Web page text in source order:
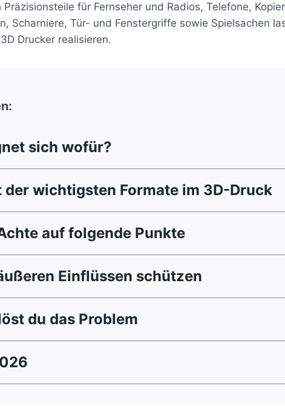
für Fernseher und Radios, Telefone,
Scharniere, Tür- und Fenstergriffe sowie Spielsachen
Drucker realisieren.
sich wofür?
wichtigsten Formate im 3D-Druck
auf folgende Punkte
Einflüssen schützen
du das Problem